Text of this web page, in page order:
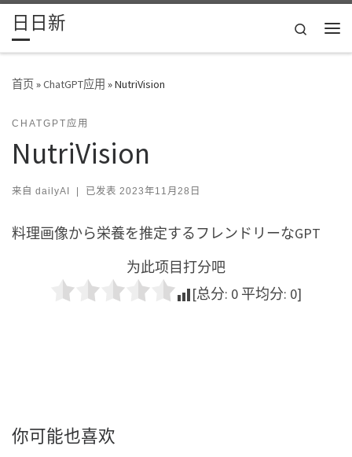
Skip to content
日日新
Search
首页»ChatGPT应用 »NutriVision
CHATGPT应用
NutriVision
来自 dailyAI | 已发表 2023年11月28日
料理画像から栄養を推定するフレンドリーなGPT
为此项目打分吧
[总分: 0 平均分: 0]
你可能也喜欢